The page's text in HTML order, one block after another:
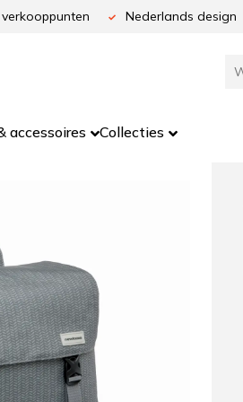
Nederlands design
accessoires Collecties